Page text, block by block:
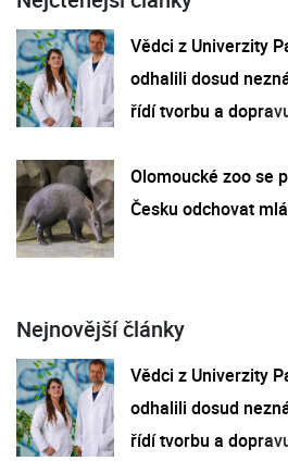
Vědci z Univerzity
odhalili dosud
řídí tvorbu a
Olomoucké zoo se
Česku odchovat
Nejnovější články
Vědci z Univerzity
odhalili dosud
řídí tvorbu a